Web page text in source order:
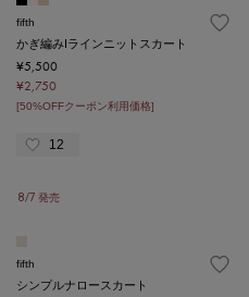
fifth
かぎ編みIラインニットスカート
¥5,500
¥2,750
[50%OFFクーポン利用価格]
12
8/7 発売
fifth
シンプルナロースカート